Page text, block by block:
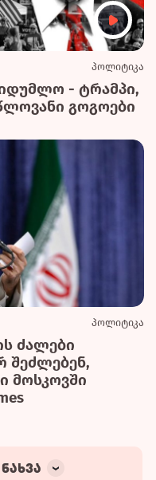
პოლიტიკა
- ტრამპი,
გოგოები
პოლიტიკა
ძალები
შეძლებენ,
მოსკოვში